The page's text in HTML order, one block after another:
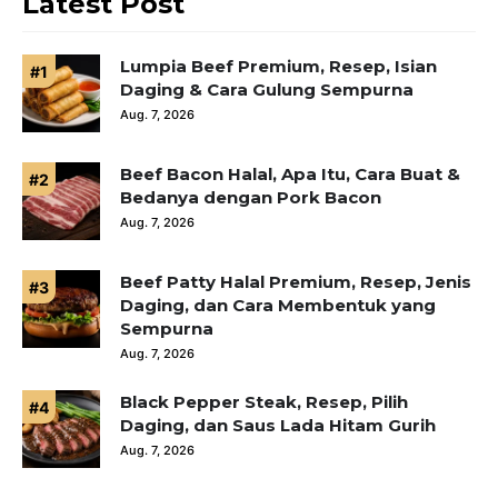
Lumpia Beef Premium, Resep, Isian
Daging & Cara Gulung Sempurna
Aug. 7, 2026
Beef Bacon Halal, Apa Itu, Cara Buat &
Bedanya dengan Pork Bacon
Aug. 7, 2026
Beef Patty Halal Premium, Resep, Jenis
Daging, dan Cara Membentuk yang
Sempurna
Aug. 7, 2026
Black Pepper Steak, Resep, Pilih
Daging, dan Saus Lada Hitam Gurih
Aug. 7, 2026